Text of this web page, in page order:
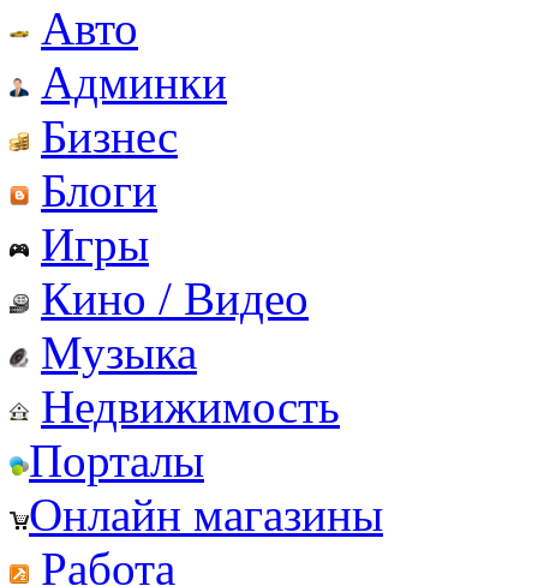
Авто
Админки
Бизнес
Блоги
Игры
Кино / Видео
Музыка
Недвижимость
Порталы
Онлайн магазины
Работа